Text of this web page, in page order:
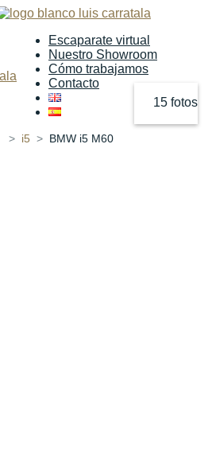
Escaparate virtual
Nuestro Showroom
Cómo trabajamos
Contacto
15 fotos
i5 BMW i5 M60